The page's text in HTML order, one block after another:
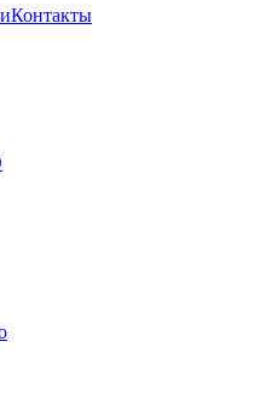
Контакты